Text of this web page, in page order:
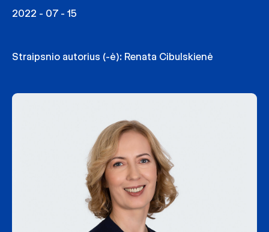
2022 - 07 - 15
Straipsnio autorius (-ė): Renata Cibulskienė